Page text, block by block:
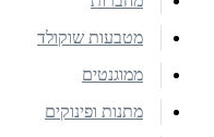
מטבעות שוקולד
ממוגנטים
מתנות ופינוקים